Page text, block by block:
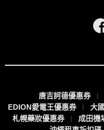
唐吉訶德優惠券
EDION愛電王優惠券
大
札幌藥妝優惠券
成田機